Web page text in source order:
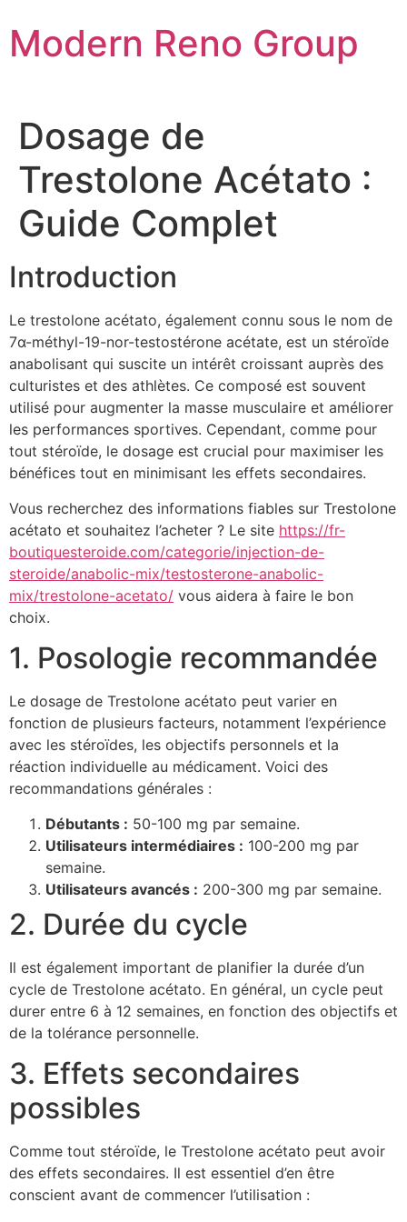
to
content
Modern Reno Group
Dosage de
Trestolone Acétato :
Guide Complet
Introduction
Le trestolone acétato, également connu sous le nom de
7α-méthyl-19-nor-testostérone acétate, est un stéroïde
anabolisant qui suscite un intérêt croissant auprès des
culturistes et des athlètes. Ce composé est souvent
utilisé pour augmenter la masse musculaire et améliorer
les performances sportives. Cependant, comme pour
tout stéroïde, le dosage est crucial pour maximiser les
bénéfices tout en minimisant les effets secondaires.
Vous recherchez des informations fiables sur Trestolone
acétato et souhaitez l’acheter ? Le site https://fr-
boutiquesteroide.com/categorie/injection-de-
steroide/anabolic-mix/testosterone-anabolic-
mix/trestolone-acetato/ vous aidera à faire le bon
choix.
1. Posologie recommandée
Le dosage de Trestolone acétato peut varier en
fonction de plusieurs facteurs, notamment l’expérience
avec les stéroïdes, les objectifs personnels et la
réaction individuelle au médicament. Voici des
recommandations générales :
Débutants : 50-100 mg par semaine.
Utilisateurs intermédiaires : 100-200 mg par
semaine.
Utilisateurs avancés : 200-300 mg par semaine.
2. Durée du cycle
Il est également important de planifier la durée d’un
cycle de Trestolone acétato. En général, un cycle peut
durer entre 6 à 12 semaines, en fonction des objectifs et
de la tolérance personnelle.
3. Effets secondaires
possibles
Comme tout stéroïde, le Trestolone acétato peut avoir
des effets secondaires. Il est essentiel d’en être
conscient avant de commencer l’utilisation :